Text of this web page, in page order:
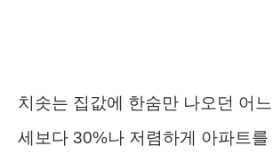
치솟는 집값에 한숨만 나오던 어느
세보다 30%나 저렴하게 아파트